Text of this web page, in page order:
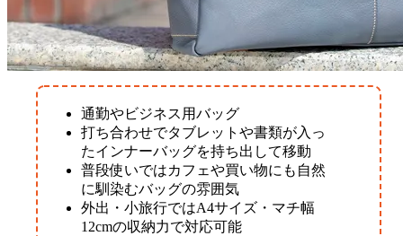
通勤やビジネス用バッグ
打ち合わせでタブレットや書類が入っ
たインナーバッグを持ち出して移動
普段使いではカフェや買い物にも自然
に馴染むバッグの雰囲気
外出・小旅行ではA4サイズ・マチ幅
12cmの収納力で対応可能